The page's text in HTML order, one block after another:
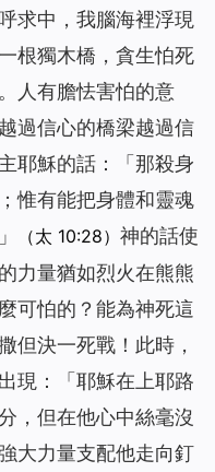
求中，我腦海裡浮現
根獨木橋，貪生怕死
人有膽怯害怕的意
過信心的橋梁越過信
耶穌的話：
「那殺身
惟有能把身體和靈魂
（太 10:28） 神的話使
力量猶如烈火在熊熊
可怕的？能為神死這
但決一死戰！此時，
現：
「耶穌在上耶路
，但在他心中絲毫沒
大力量支配他走向釘